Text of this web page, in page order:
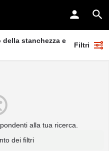
stanchezza e
Filtri
alla tua ricerca.
dei filtri